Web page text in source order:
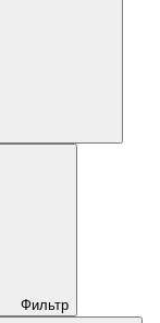
Фильтр